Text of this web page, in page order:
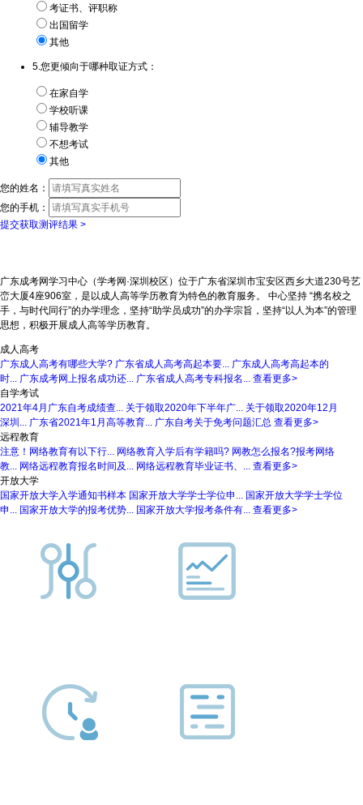
考证书、评职称
出国留学
其他
5.您更倾向于哪种取证方式：
在家自学
学校听课
辅导教学
不想考试
其他
您的姓名：
您的手机：
提交获取测评结果 >
广东成考网学习中心（学考网·深圳校区）位于广东省深圳市宝安区西乡大道230号艺
峦大厦4座906室，是以成人高等学历教育为特色的教育服务。 中心坚持 “携名校之
手，与时代同行”的办学理念，坚持“助学员成功”的办学宗旨，坚持“以人为本”的管理
思想，积极开展成人高等学历教育。
成人高考
广东成人高考有哪些大学? 广东省成人高考高起本要... 广东成人高考高起本的
时... 广东成考网上报名成功还... 广东省成人高考专科报名... 查看更多>
自学考试
2021年4月广东自考成绩查... 关于领取2020年下半年广... 关于领取2020年12月
深圳... 广东省2021年1月高等教育... 广东自考关于免考问题汇总 查看更多>
远程教育
注意！网络教育有以下行... 网络教育入学后有学籍吗? 网教怎么报名?报考网络
教... 网络远程教育报名时间及... 网络远程教育毕业证书、... 查看更多>
开放大学
国家开放大学入学通知书样本 国家开放大学学士学位申... 国家开放大学学士学位
申... 国家开放大学的报考优势... 国家开放大学报考条件有... 查看更多>